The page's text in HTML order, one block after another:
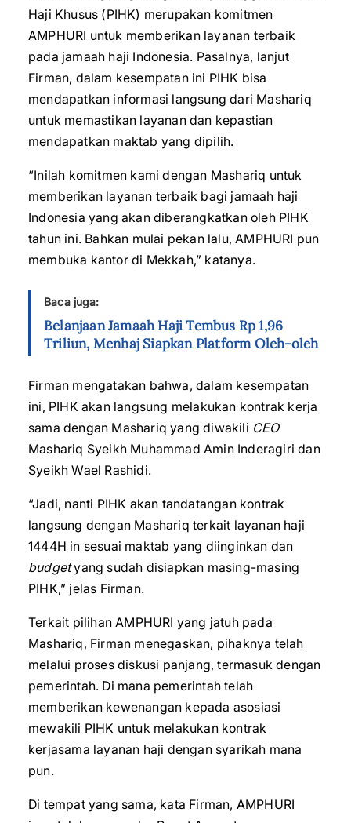
Haji Khusus (PIHK) merupakan komitmen
AMPHURI untuk memberikan layanan terbaik
pada jamaah haji Indonesia. Pasalnya, lanjut
Firman, dalam kesempatan ini PIHK bisa
mendapatkan informasi langsung dari Mashariq
untuk memastikan layanan dan kepastian
mendapatkan maktab yang dipilih.
“Inilah komitmen kami dengan Mashariq untuk
memberikan layanan terbaik bagi jamaah haji
Indonesia yang akan diberangkatkan oleh PIHK
tahun ini. Bahkan mulai pekan lalu, AMPHURI pun
membuka kantor di Mekkah,” katanya.
Baca juga:
Belanjaan Jamaah Haji Tembus Rp 1,96
Triliun, Menhaj Siapkan Platform Oleh-oleh
Firman mengatakan bahwa, dalam kesempatan
ini, PIHK akan langsung melakukan kontrak kerja
sama dengan Mashariq yang diwakili CEO
Mashariq Syeikh Muhammad Amin Inderagiri dan
Syeikh Wael Rashidi.
“Jadi, nanti PIHK akan tandatangan kontrak
langsung dengan Mashariq terkait layanan haji
1444H in sesuai maktab yang diinginkan dan
budgetyang sudah disiapkan masing-masing
PIHK,” jelas Firman.
Terkait pilihan AMPHURI yang jatuh pada
Mashariq, Firman menegaskan, pihaknya telah
melalui proses diskusi panjang, termasuk dengan
pemerintah. Di mana pemerintah telah
memberikan kewenangan kepada asosiasi
mewakili PIHK untuk melakukan kontrak
kerjasama layanan haji dengan syarikah mana
pun.
Di tempat yang sama, kata Firman, AMPHURI